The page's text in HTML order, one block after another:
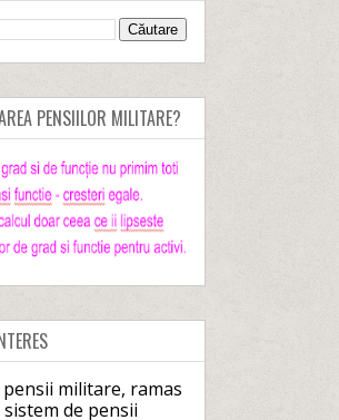
PENSIILOR MILITARE?
militare, ramas
de pensii